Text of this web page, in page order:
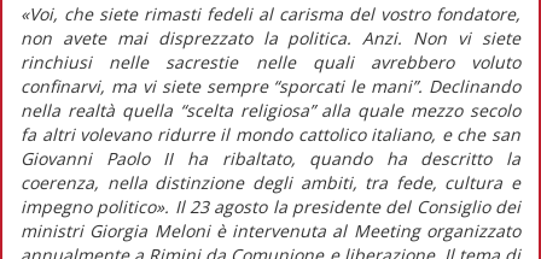
«Voi, che siete rimasti fedeli al carisma del vostro fondatore,
non avete mai disprezzato la politica. Anzi. Non vi siete
rinchiusi nelle sacrestie nelle quali avrebbero voluto
confinarvi, ma vi siete sempre “sporcati le mani”. Declinando
nella realtà quella “scelta religiosa” alla quale mezzo secolo
fa altri volevano ridurre il mondo cattolico italiano, e che san
Giovanni Paolo II ha ribaltato, quando ha descritto la
coerenza, nella distinzione degli ambiti, tra fede, cultura e
impegno politico». Il 23 agosto la presidente del Consiglio dei
ministri Giorgia Meloni è intervenuta al Meeting organizzato